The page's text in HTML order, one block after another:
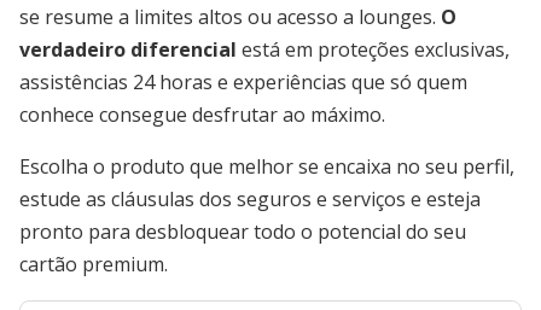
se resume a limites altos ou acesso a lounges. O
verdadeiro diferencial está em proteções exclusivas,
assistências 24 horas e experiências que só quem
conhece consegue desfrutar ao máximo.
Escolha o produto que melhor se encaixa no seu perfil,
estude as cláusulas dos seguros e serviços e esteja
pronto para desbloquear todo o potencial do seu
cartão premium.